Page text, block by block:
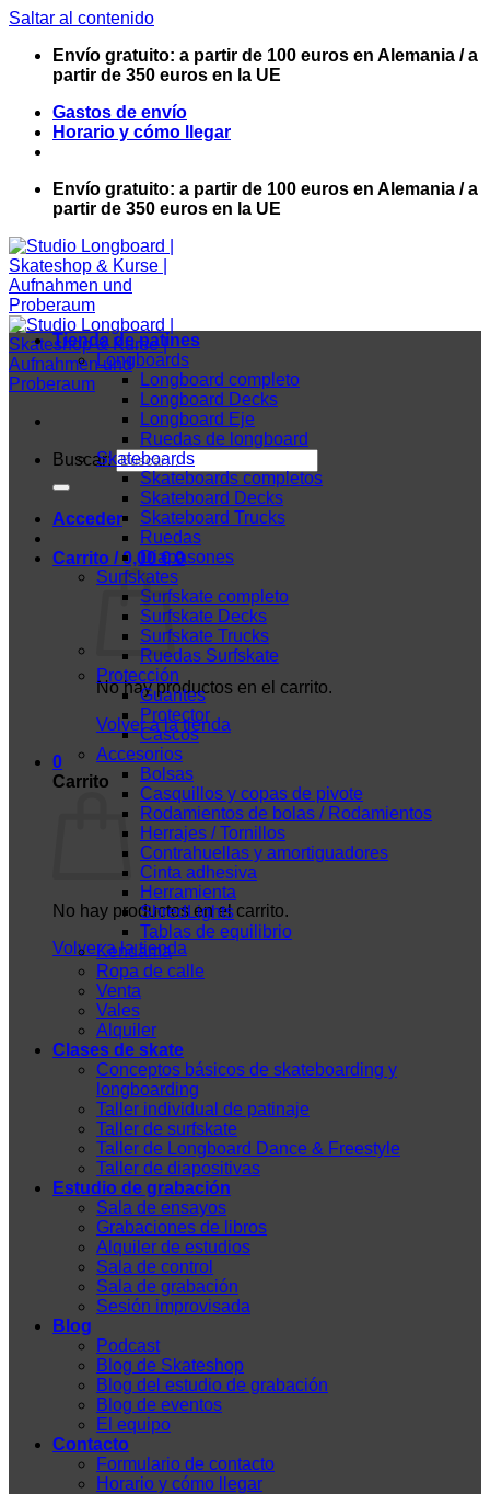
Saltar al contenido
Envío gratuito: a partir de 100 euros en Alemania / a
partir de 350 euros en la UE
Gastos de envío
Horario y cómo llegar
Envío gratuito: a partir de 100 euros en Alemania / a
partir de 350 euros en la UE
Buscar:
Acceder
Carrito /0,00€ 0
No hay productos en el carrito.
Volver a la tienda
0
Carrito
No hay productos en el carrito.
Volver a la tienda
Tienda de patines
Longboards
Longboard completo
Longboard Decks
Longboard Eje
Ruedas de longboard
Skateboards
Skateboards completos
Skateboard Decks
Skateboard Trucks
Ruedas
Diapasones
Surfskates
Surfskate completo
Surfskate Decks
Surfskate Trucks
Ruedas Surfskate
Protección
Guantes
Protector
Cascos
Accesorios
Bolsas
Casquillos y copas de pivote
Rodamientos de bolas / Rodamientos
Herrajes / Tornillos
Contrahuellas y amortiguadores
Cinta adhesiva
Herramienta
ShredLights
Tablas de equilibrio
Kendama
Ropa de calle
Venta
Vales
Alquiler
Clases de skate
Conceptos básicos de skateboarding y
longboarding
Taller individual de patinaje
Taller de surfskate
Taller de Longboard Dance & Freestyle
Taller de diapositivas
Estudio de grabación
Sala de ensayos
Grabaciones de libros
Alquiler de estudios
Sala de control
Sala de grabación
Sesión improvisada
Blog
Podcast
Blog de Skateshop
Blog del estudio de grabación
Blog de eventos
El equipo
Contacto
Formulario de contacto
Horario y cómo llegar